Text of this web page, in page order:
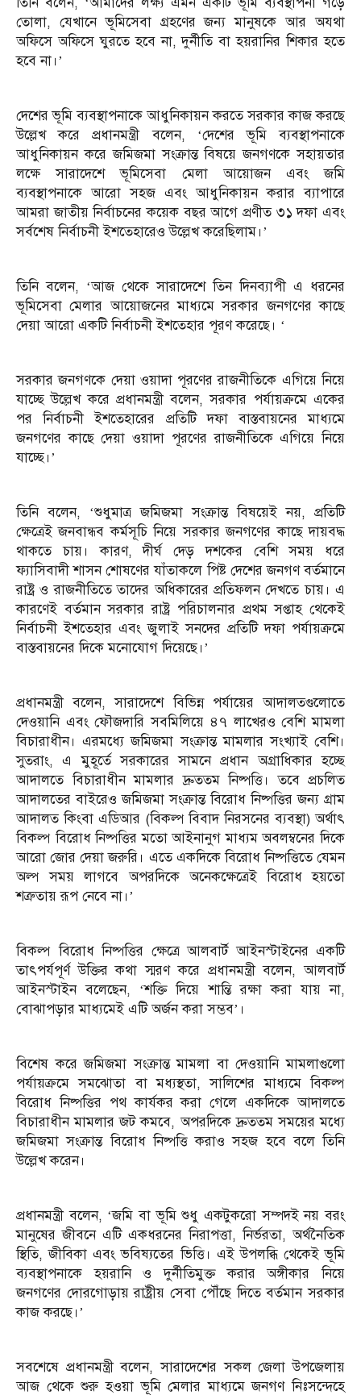
তোলা, যেখানে ভূমিসেবা গ্রহণের জন্য মানুষকে আর অযথা
অফিসে অফিসে ঘুরতে হবে না, দুর্নীতি বা হয়রানির শিকার হতে
হবে না।’
দেশের ভূমি ব্যবস্থাপনাকে আধুনিকায়ন করতে সরকার কাজ করছে
উল্লেখ করে প্রধানমন্ত্রী বলেন, ‘দেশের ভূমি ব্যবস্থাপনাকে
আধুনিকায়ন করে জমিজমা সংক্রান্ত বিষয়ে জনগণকে সহায়তার
লক্ষে সারাদেশে ভূমিসেবা মেলা আয়োজন এবং জমি
ব্যবস্থাপনাকে আরো সহজ এবং আধুনিকায়ন করার ব্যাপারে
আমরা জাতীয় নির্বাচনের কয়েক বছর আগে প্রণীত ৩১ দফা এবং
সর্বশেষ নির্বাচনী ইশতেহারেও উল্লেখ করেছিলাম।’
তিনি বলেন, ‘আজ থেকে সারাদেশে তিন দিনব্যাপী এ ধরনের
ভূমিসেবা মেলার আয়োজনের মাধ্যমে সরকার জনগণের কাছে
দেয়া আরো একটি নির্বাচনী ইশতেহার পূরণ করেছে। ‘
সরকার জনগণকে দেয়া ওয়াদা পূরণের রাজনীতিকে এগিয়ে নিয়ে
যাচ্ছে উল্লেখ করে প্রধানমন্ত্রী বলেন, সরকার পর্যায়ক্রমে একের
পর নির্বাচনী ইশতেহারের প্রতিটি দফা বাস্তবায়নের মাধ্যমে
জনগণের কাছে দেয়া ওয়াদা পূরণের রাজনীতিকে এগিয়ে নিয়ে
যাচ্ছে।’
তিনি বলেন, ‘শুধুমাত্র জমিজমা সংক্রান্ত বিষয়েই নয়, প্রতিটি
ক্ষেত্রেই জনবান্ধব কর্মসূচি নিয়ে সরকার জনগণের কাছে দায়বদ্ধ
থাকতে চায়। কারণ, দীর্ঘ দেড় দশকের বেশি সময় ধরে
ফ্যাসিবাদী শাসন শোষণের যাঁতাকলে পিষ্ট দেশের জনগণ বর্তমানে
রাষ্ট্র ও রাজনীতিতে তাদের অধিকারের প্রতিফলন দেখতে চায়। এ
কারণেই বর্তমান সরকার রাষ্ট্র পরিচালনার প্রথম সপ্তাহ থেকেই
নির্বাচনী ইশতেহার এবং জুলাই সনদের প্রতিটি দফা পর্যায়ক্রমে
বাস্তবায়নের দিকে মনোযোগ দিয়েছে।’
প্রধানমন্ত্রী বলেন, সারাদেশে বিভিন্ন পর্যায়ের আদালতগুলোতে
দেওয়ানি এবং ফৌজদারি সবমিলিয়ে ৪৭ লাখেরও বেশি মামলা
বিচারাধীন। এরমধ্যে জমিজমা সংক্রান্ত মামলার সংখ্যাই বেশি।
সুতরাং, এ মুহূর্তে সরকারের সামনে প্রধান অগ্রাধিকার হচ্ছে
আদালতে বিচারাধীন মামলার দ্রুততম নিষ্পত্তি। তবে প্রচলিত
আদালতের বাইরেও জমিজমা সংক্রান্ত বিরোধ নিষ্পত্তির জন্য গ্রাম
আদালত কিংবা এডিআর (বিকল্প বিবাদ নিরসনের ব্যবস্থা) অর্থাৎ
বিকল্প বিরোধ নিষ্পত্তির মতো আইনানুগ মাধ্যম অবলম্বনের দিকে
আরো জোর দেয়া জরুরি। এতে একদিকে বিরোধ নিষ্পত্তিতে যেমন
অল্প সময় লাগবে অপরদিকে অনেকক্ষেত্রেই বিরোধ হয়তো
শত্রুতায় রূপ নেবে না।’
বিকল্প বিরোধ নিষ্পত্তির ক্ষেত্রে আলবার্ট আইনস্টাইনের একটি
তাৎপর্যপূর্ণ উক্তির কথা স্মরণ করে প্রধানমন্ত্রী বলেন, আলবার্ট
আইনস্টাইন বলেছেন, ‘শক্তি দিয়ে শান্তি রক্ষা করা যায় না,
বোঝাপড়ার মাধ্যমেই এটি অর্জন করা সম্ভব’।
বিশেষ করে জমিজমা সংক্রান্ত মামলা বা দেওয়ানি মামলাগুলো
পর্যায়ক্রমে সমঝোতা বা মধ্যস্থতা, সালিশের মাধ্যমে বিকল্প
বিরোধ নিষ্পত্তির পথ কার্যকর করা গেলে একদিকে আদালতে
বিচারাধীন মামলার জট কমবে, অপরদিকে দ্রুততম সময়ের মধ্যে
জমিজমা সংক্রান্ত বিরোধ নিষ্পত্তি করাও সহজ হবে বলে তিনি
উল্লেখ করেন।
প্রধানমন্ত্রী বলেন, ‘জমি বা ভূমি শুধু একটুকরো সম্পদই নয় বরং
মানুষের জীবনে এটি একধরনের নিরাপত্তা, নির্ভরতা, অর্থনৈতিক
স্থিতি, জীবিকা এবং ভবিষ্যতের ভিত্তি। এই উপলব্ধি থেকেই ভূমি
ব্যবস্থাপনাকে হয়রানি ও দুর্নীতিমুক্ত করার অঙ্গীকার নিয়ে
জনগণের দোরগোড়ায় রাষ্ট্রীয় সেবা পৌঁছে দিতে বর্তমান সরকার
কাজ করছে।’
সবশেষে প্রধানমন্ত্রী বলেন, সারাদেশের সকল জেলা উপজেলায়
আজ থেকে শুরু হওয়া ভূমি মেলার মাধ্যমে জনগণ নিঃসন্দেহে